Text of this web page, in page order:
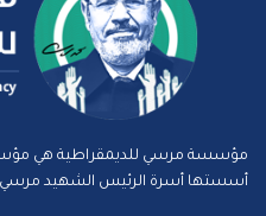
مؤسسة مرسي للديمقراطية هي
أسستها أسرة الرئيس الشهيد مرسي